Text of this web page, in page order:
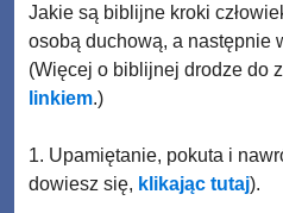
Jakie są biblijne kroki
osobą duchową, a następnie
(Więcej o biblijnej drodze do
linkiem.)
1. Upamiętanie, pokuta i
dowiesz się, klikając tutaj).